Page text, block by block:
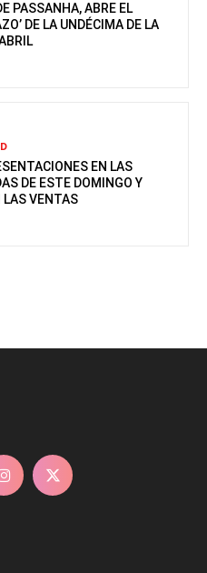
PASSANHA, ABRE EL
DE LA UNDÉCIMA DE LA
EN LAS
DE ESTE DOMINGO Y
LAS VENTAS